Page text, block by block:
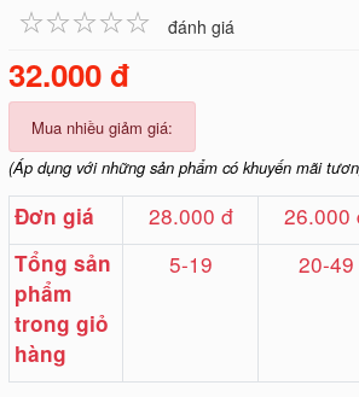
☆☆☆☆☆
★★★★★ đánh giá
32.000 đ
Mua nhiều giảm giá:
(Áp dụng với những sản phẩm có khuyến mãi
Đơn giá 28.000 đ 26.000
Tổng sản
phẩm
trong giỏ
hàng
5-19 20-49